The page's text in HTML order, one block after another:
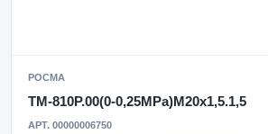
РОСМА
ТМ-810Р.00(0-0,25MPa)M20x1,5.1,5
АРТ. 00000006750